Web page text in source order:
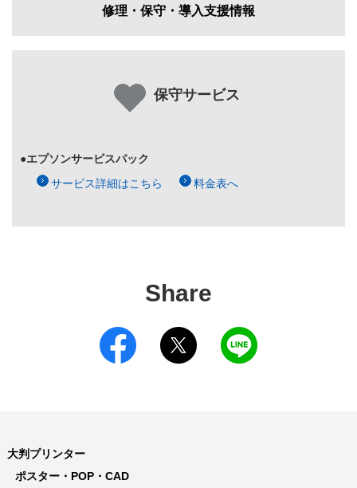
修理・保守・導入支援情報
保守サービス
●エプソンサービスパック
サービス詳細はこちら
料金表へ
Share
大判プリンター
ポスター・POP・CAD